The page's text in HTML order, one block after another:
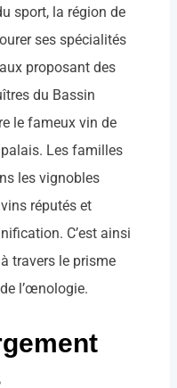
sport, la région de
ses spécialités
proposant des
du Bassin
le fameux vin de
Les familles
les vignobles
réputés et
C’est ainsi
travers le prisme
l’œnologie.